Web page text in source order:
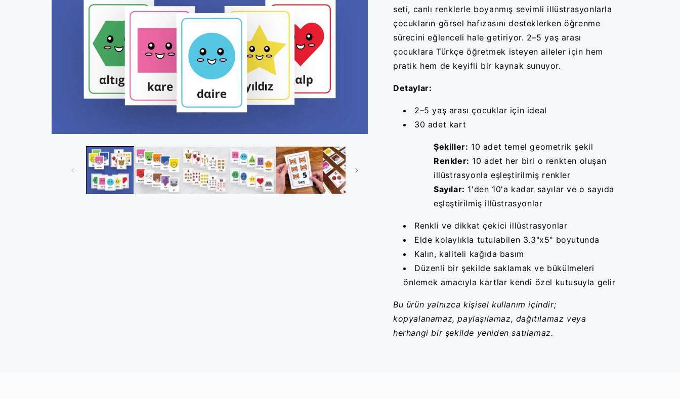
seti, canlı renklerle boyanmış sevimli illüstrasyonlarla
çocukların görsel hafızasını desteklerken öğrenme
sürecini eğlenceli hale getiriyor. 2–5 yaş arası
çocuklara Türkçe öğretmek isteyen aileler için hem
pratik hem de keyifli bir kaynak sunuyor.
Detaylar:
2–5 yaş arasıçocuklar için ideal
30 adet kart
Şekiller: 10 adet temel geometrik şekil
Renkler: 10 adet her biri o renkten oluşan
illüstrasyonla eşleştirilmiş renkler
Sayılar: 1'den 10'a kadar sayılar ve o sayıda
eşleştirilmiş illüstrasyonlar
Renkli ve dikkat çekici illüstrasyonlar
Elde kolaylıkla tutulabilen 3.3"x5" boyutunda
Kalın, kaliteli kağıda basım
Düzenli bir şekilde saklamak ve bükülmeleri
önlemek amacıyla kartlar kendi özel kutusuyla gelir
Bu ürün yalnızca kişisel kullanım içindir;
kopyalanamaz, paylaşılamaz, dağıtılamaz veya
herhangi bir şekilde yeniden satılamaz.